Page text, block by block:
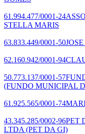
61.994.477/0001-24
STELLA MARIS
63.833.449/0001-50
62.160.942/0001-94
50.773.137/0001-57
(FUNDO MUNICIPAL
61.925.565/0001-74
43.345.285/0002-96PET
LTDA (PET DA GI)